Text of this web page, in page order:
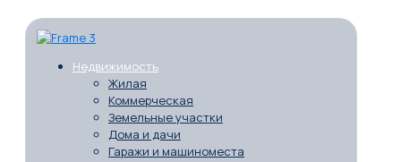
Недвижимость
Жилая
Коммерческая
Земельные участки
Дома и дачи
Гаражи и машиноместа